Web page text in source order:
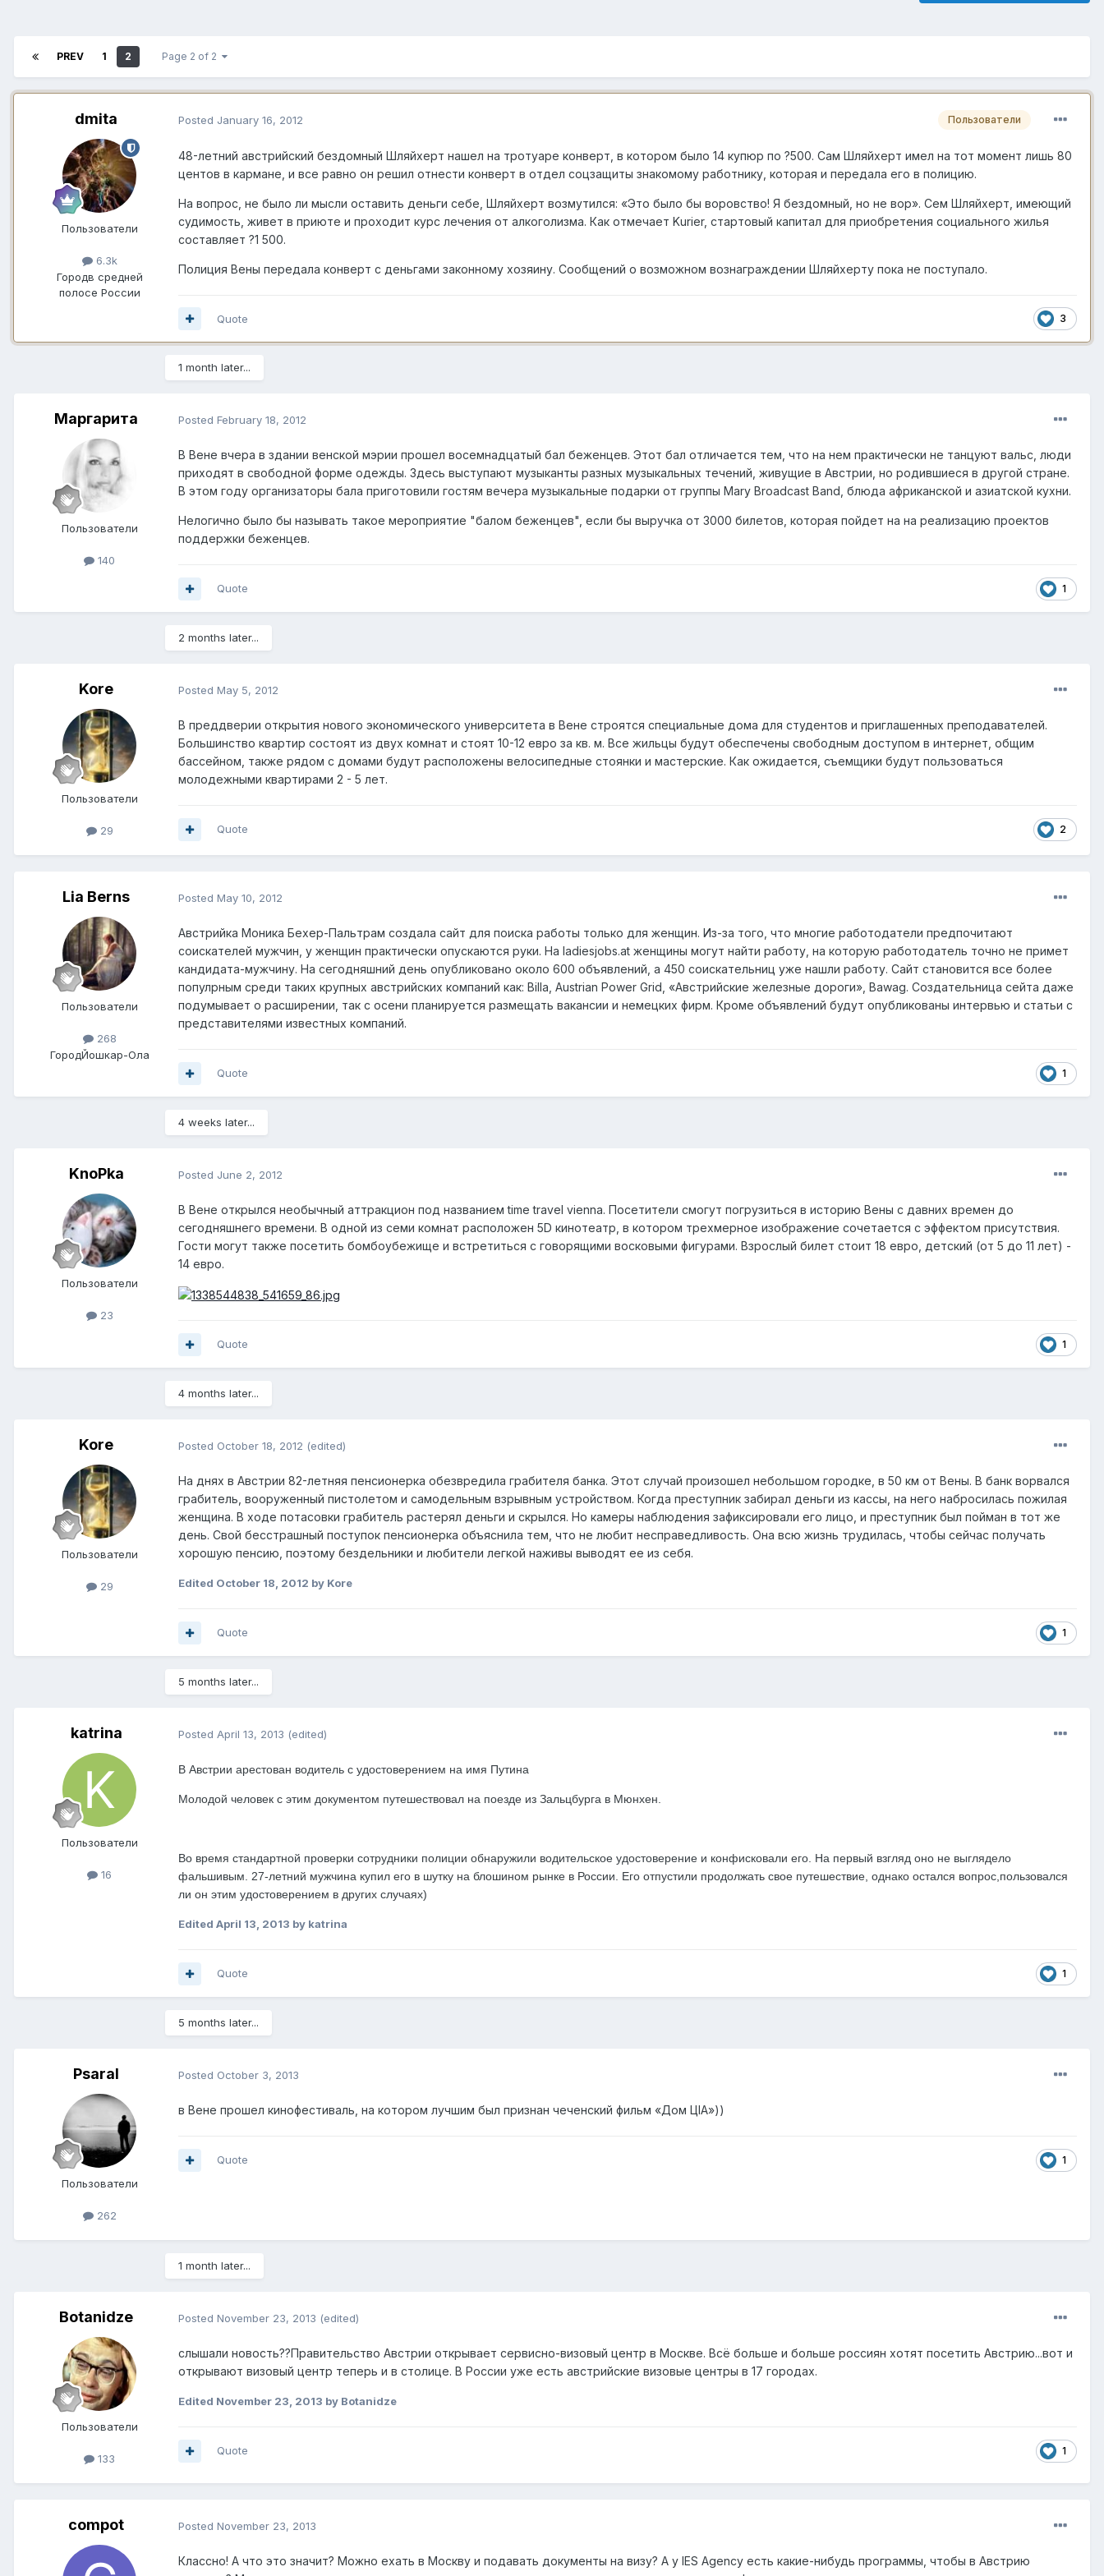
PREV 1 2 Page 2 of 2
dmita
Пользователи
6.3k
Городв средней
полосе России
Пользователи
Posted January 16, 2012
48-летний австрийский бездомный Шляйхерт нашел на тротуаре конверт, в котором было 14 купюр по ?500. Сам Шляйхерт имел на тот момент лишь 80
центов в кармане, и все равно он решил отнести конверт в отдел соцзащиты знакомому работнику, которая и передала его в полицию.
На вопрос, не было ли мысли оставить деньги себе, Шляйхерт возмутился: «Это было бы воровство! Я бездомный, но не вор». Сем Шляйхерт, имеющий
судимость, живет в приюте и проходит курс лечения от алкоголизма. Как отмечает Kurier, стартовый капитал для приобретения социального жилья
составляет ?1 500.
Полиция Вены передала конверт с деньгами законному хозяину. Сообщений о возможном вознаграждении Шляйхерту пока не поступало.
3
Quote
1 month later...
Маргарита
Пользователи
140
Posted February 18, 2012
В Вене вчера в здании венской мэрии прошел восемнадцатый бал беженцев. Этот бал отличается тем, что на нем практически не танцуют вальс, люди
приходят в свободной форме одежды. Здесь выступают музыканты разных музыкальных течений, живущие в Австрии, но родившиеся в другой стране.
В этом году организаторы бала приготовили гостям вечера музыкальные подарки от группы Mary Broadcast Band, блюда африканской и азиатской кухни.
Нелогично было бы называть такое мероприятие "балом беженцев", если бы выручка от 3000 билетов, которая пойдет на на реализацию проектов
поддержки беженцев.
1
Quote
2 months later...
Kore
Пользователи
29
Posted May 5, 2012
В преддверии открытия нового экономического университета в Вене строятся специальные дома для студентов и приглашенных преподавателей.
Большинство квартир состоят из двух комнат и стоят 10-12 евро за кв. м. Все жильцы будут обеспечены свободным доступом в интернет, общим
бассейном, также рядом с домами будут расположены велосипедные стоянки и мастерские. Как ожидается, съемщики будут пользоваться
молодежными квартирами 2 - 5 лет.
2
Quote
Lia Berns
Пользователи
268
ГородЙошкар-Ола
Posted May 10, 2012
Австрийка Моника Бехер-Пальтрам создала сайт для поиска работы только для женщин. Из-за того, что многие работодатели предпочитают
соискателей мужчин, у женщин практически опускаются руки. На ladiesjobs.at женщины могут найти работу, на которую работодатель точно не примет
кандидата-мужчину. На сегодняшний день опубликовано около 600 объявлений, а 450 соискательниц уже нашли работу. Сайт становится все более
популрным среди таких крупных австрийских компаний как: Billa, Austrian Power Grid, «Австрийские железные дороги», Bawag. Создательница сейта даже
подумывает о расширении, так с осени планируется размещать вакансии и немецких фирм. Кроме объявлений будут опубликованы интервью и статьи с
представителями известных компаний.
1
Quote
4 weeks later...
KnoPka
Пользователи
23
Posted June 2, 2012
В Вене открылся необычный аттракцион под названием time travel vienna. Посетители смогут погрузиться в историю Вены с давних времен до
сегодняшнего времени. В одной из семи комнат расположен 5D кинотеатр, в котором трехмерное изображение сочетается с эффектом присутствия.
Гости могут также посетить бомбоубежище и встретиться с говорящими восковыми фигурами. Взрослый билет стоит 18 евро, детский (от 5 до 11 лет) -
14 евро.
1
Quote
4 months later...
Kore
Пользователи
29
Posted October 18, 2012 (edited)
На днях в Австрии 82-летняя пенсионерка обезвредила грабителя банка. Этот случай произошел небольшом городке, в 50 км от Вены. В банк ворвался
грабитель, вооруженный пистолетом и самодельным взрывным устройством. Когда преступник забирал деньги из кассы, на него набросилась пожилая
женщина. В ходе потасовки грабитель растерял деньги и скрылся. Но камеры наблюдения зафиксировали его лицо, и преступник был пойман в тот же
день. Свой бесстрашный поступок пенсионерка объяснила тем, что не любит несправедливость. Она всю жизнь трудилась, чтобы сейчас получать
хорошую пенсию, поэтому бездельники и любители легкой наживы выводят ее из себя.
Edited October 18, 2012 by Kore
1
Quote
5 months later...
katrina
Пользователи
16
Posted April 13, 2013 (edited)
В Австрии арестован водитель с удостоверением на имя Путина
Молодой человек с этим документом путешествовал на поезде из Зальцбурга в Мюнхен.
Во время стандартной проверки сотрудники полиции обнаружили водительское удостоверение и конфисковали его. На первый взгляд оно не выглядело
фальшивым. 27-летний мужчина купил его в шутку на блошином рынке в России. Его отпустили продолжать свое путешествие, однако остался вопрос,пользовался
ли он этим удостоверением в других случаях)
Edited April 13, 2013 by katrina
1
Quote
5 months later...
Psaral
Пользователи
262
Posted October 3, 2013
в Вене прошел кинофестиваль, на котором лучшим был признан чеченский фильм «Дом ЦIА»))
1
Quote
1 month later...
Botanidze
Пользователи
133
Posted November 23, 2013 (edited)
слышали новость??Правительство Австрии открывает сервисно-визовый центр в Москве. Всё больше и больше россиян хотят посетить Австрию...вот и
открывают визовый центр теперь и в столице. В России уже есть австрийские визовые центры в 17 городах.
Edited November 23, 2013 by Botanidze
1
Quote
compot Posted November 23, 2013
Классно! А что это значит? Можно ехать в Москву и подавать документы на визу? А у IES Agency есть какие-нибудь программы, чтобы в Австрию